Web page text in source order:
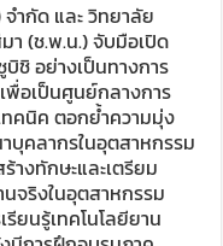
ำกัด และ วิทยาลัย
า (ช.พ.น.) จับมือเปิด
ชิ อย่างเป็นทางการ
อเป็นศูนย์กลางการ
ทคนิค ตอกย้ำความมุ่ง
คลากรในอุตสาหกรรม
างทักษะและเตรียม
จริงในอุตสาหกรรม
ยนรู้เทคโนโลยียาน